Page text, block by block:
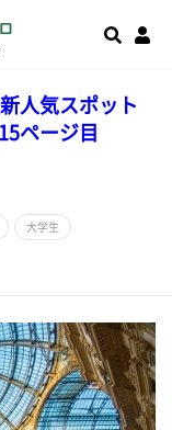
人気スポット
ページ目
大学生